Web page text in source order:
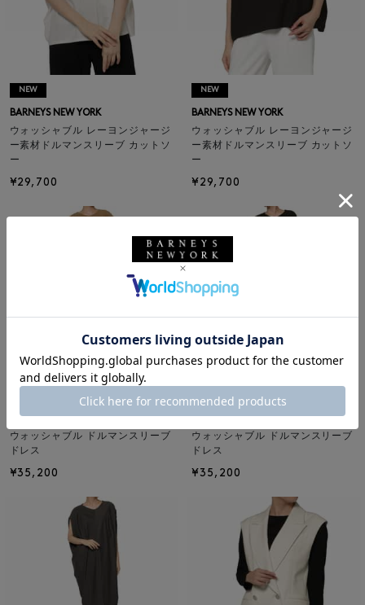
NEW
BARNEYS NEW YORK
ウォッシャブル レーヨンジャージ
ー素材ドルマンスリーブ カットソ
ー
¥29,700
NEW
BARNEYS NEW YORK
ウォッシャブル レーヨンジャージ
ー素材ドルマンスリーブ カットソ
ー
¥29,700
BARNEYS NEW YORK
ウォッシャブル ドルマンスリーブ
ドレス
¥35,200
NEW
BARNEYS NEW YORK
ウォッシャブル ドルマンスリーブ
ドレス
¥35,200